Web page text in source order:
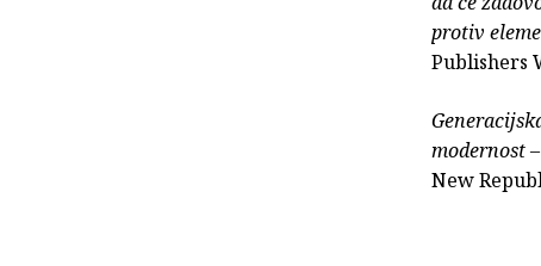
protiv
Publishers
modernost
New